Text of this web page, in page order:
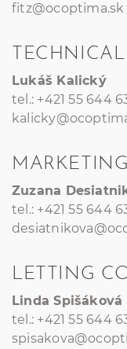
fitz@ocoptima.sk
Lukáš Kalický
tel.: +421 55 644
Zuzana
tel.: +421 55 644
LETTING
Linda Spišáková
tel.: +421 55 644